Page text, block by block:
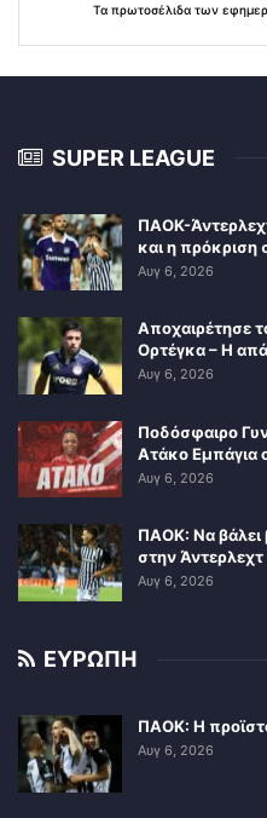
Τα πρωτοσέλιδα των
SUPER LEAGUE
ΠΑΟΚ-
και η πρόκριση
Αυγ 6, 2026
Αποχαιρέτησε
Ορτέγκα – Η
Αυγ 6, 2026
Ποδόσφαιρο
Ατάκο Εμπάγια
Αυγ 6, 2026
ΠΑΟΚ: Να βάλει
στην Άντερλεχτ
Αυγ 6, 2026
ΕΥΡΩΠΗ
ΠΑΟΚ: Η
Αυγ 6, 2026